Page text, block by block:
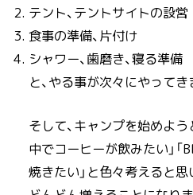
テント、テントサイトの設営
食事の準備、片付け
シャワー、歯磨き、寝る準備
と、やる事が次々にやってき
そして、キャンプを始めよ
中でコーヒーが飲みたい」「
焼きたい」と色々考えると